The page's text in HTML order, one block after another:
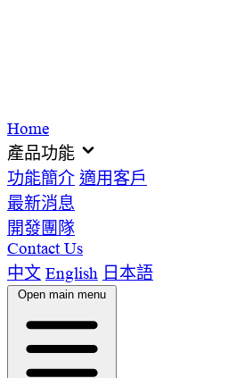
Home
產品功能
功能簡介 適用客戶
最新消息
開發團隊
Contact Us
中文 English 日本語
Open main menu